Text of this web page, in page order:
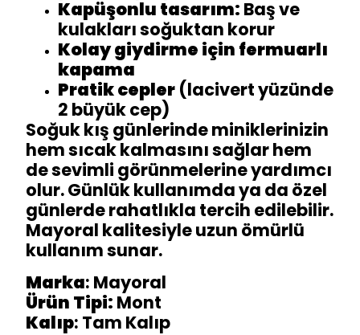
Kapüşonlu tasarım: Baş ve
kulakları soğuktan korur
Kolay giydirme için fermuarlı
kapama
Pratik cepler (lacivert yüzünde
2 büyük cep)
Soğuk kış günlerinde miniklerinizin
hem sıcak kalmasını sağlar hem
de sevimli görünmelerine yardımcı
olur. Günlük kullanımda ya da özel
günlerde rahatlıkla tercih edilebilir.
Mayoral kalitesiyle uzun ömürlü
kullanım sunar.
Marka: Mayoral
Ürün Tipi: Mont
Kalıp: Tam Kalıp